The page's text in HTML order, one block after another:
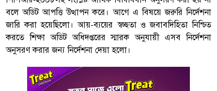
বলে অডিট আপত্তি উত্থাপন করে। আগে এ বিষয়ে জরুরি নির্দেশনা
জারি করা হয়েছিলো। আয়-ব্যয়ের স্বচ্ছতা ও জবাবদিহিতা নিশ্চিত
করতে শিক্ষা অডিট অধিদপ্তরের স্মারক অনুযায়ী এসব নির্দেশনা
অনুসরণ করার জন্য নির্দেশনা দেয়া হলো।